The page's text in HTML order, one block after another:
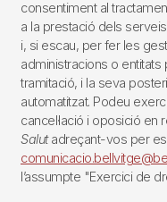
consentiment al
a la prestació dels
i, si escau, per fer les
administracions o entitats
tramitació, i la seva
automatitzat. Podeu
cancel·lació i oposició en
Salutadreçant-vos per
l’assumpte "Exercici de